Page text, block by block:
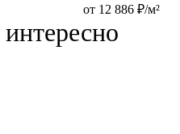
от 12 886 ₽/м²